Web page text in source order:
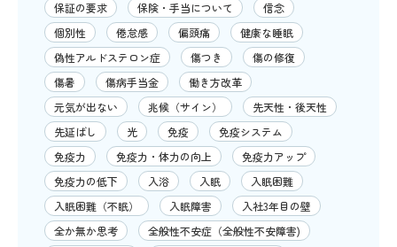
保証の要求
保険・手当について
信念
個別性
倦怠感 偏頭痛
健康な睡眠
偽性アルドステロン症
傷つき
傷の修復
傷暑
傷病手当金
働き方改革
元気が出ない
兆候（サイン）
先天性・後天性
先延ばし
光 免疫
免疫システム
免疫力
免疫力・体力の向上
免疫力アップ
免疫力の低下
入浴 入眠
入眠困難
入眠困難（不眠）
入眠障害
入社3年目の壁
全か無か思考
全般性不安症（全般性不安障害)